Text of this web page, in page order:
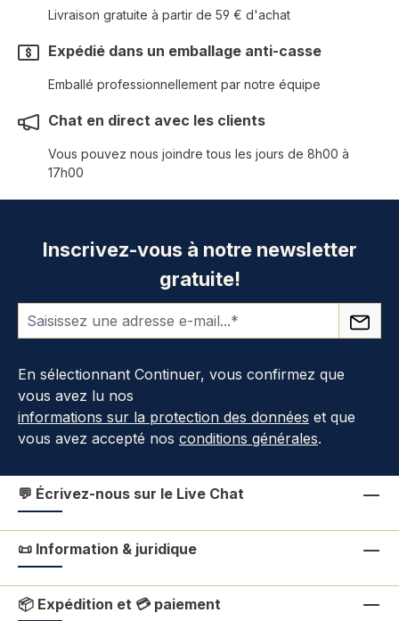
Livraison gratuite à partir de 59 € d'achat
Expédié dans un emballage anti-casse
Emballé professionnellement par notre équipe
Chat en direct avec les clients
Vous pouvez nous joindre tous les jours de 8h00 à
17h00
Inscrivez-vous à notre newsletter
gratuite!
En sélectionnant Continuer, vous confirmez que
vous avez lu nos
informations sur la protection des données et que
vous avez accepté nos conditions générales.
💬 Écrivez-nous sur le Live Chat
📜 Information & juridique
📦 Expédition et 💳 paiement